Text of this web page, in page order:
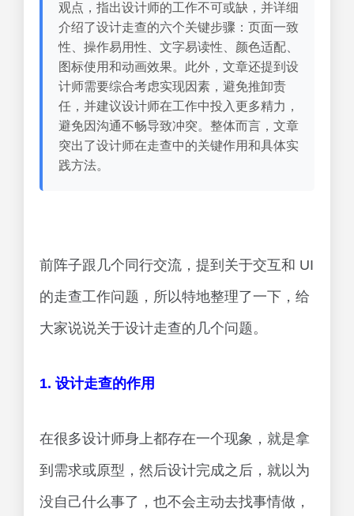
观点，指出设计师的工作不可或缺，并详细
介绍了设计走查的六个关键步骤：页面一致
性、操作易用性、文字易读性、颜色适配、
图标使用和动画效果。此外，文章还提到设
计师需要综合考虑实现因素，避免推卸责
任，并建议设计师在工作中投入更多精力，
避免因沟通不畅导致冲突。整体而言，文章
突出了设计师在走查中的关键作用和具体实
践方法。
前阵子跟几个同行交流，提到关于交互和 UI
的走查工作问题，所以特地整理了一下，给
大家说说关于设计走查的几个问题。
1. 设计走查的作用
在很多设计师身上都存在一个现象，就是拿
到需求或原型，然后设计完成之后，就以为
没自己什么事了，也不会主动去找事情做，